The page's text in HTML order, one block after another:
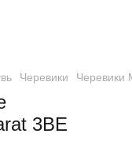
Черевики Черевики
3BE